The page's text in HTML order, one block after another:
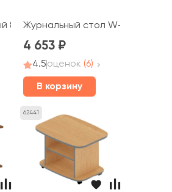
804х504х500 Монолит
Журнальный стол W-1 Work
4 653
4.5оценок (6)
В корзину
62441